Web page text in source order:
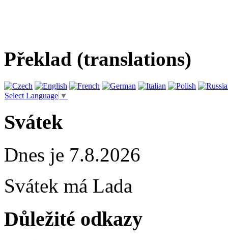
Překlad (translations)
Select Language ▼
Svátek
Dnes je 7.8.2026
Svátek má Lada
Důležité odkazy